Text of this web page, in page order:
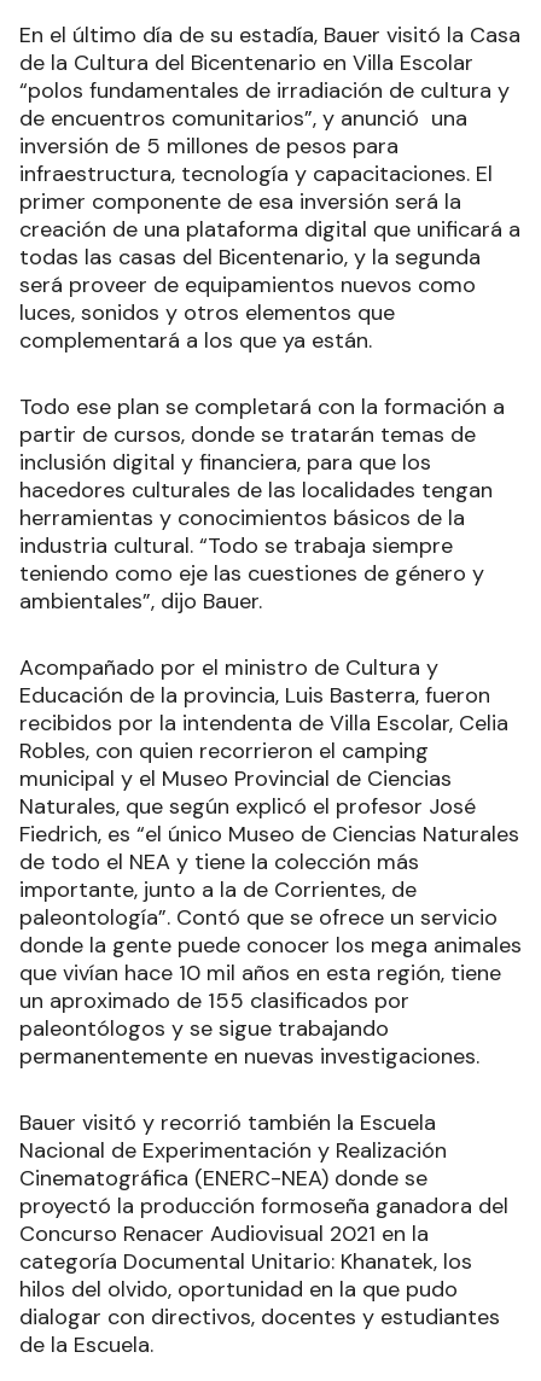
En el último día de su estadía, Bauer visitó la Casa
de la Cultura del Bicentenario en Villa Escolar
“polos fundamentales de irradiación de cultura y
de encuentros comunitarios”, y anunció una
inversión de 5 millones de pesos para
infraestructura, tecnología y capacitaciones. El
primer componente de esa inversión será la
creación de una plataforma digital que unificará a
todas las casas del Bicentenario, y la segunda
será proveer de equipamientos nuevos como
luces, sonidos y otros elementos que
complementará a los que ya están.
Todo ese plan se completará con la formación a
partir de cursos, donde se tratarán temas de
inclusión digital y financiera, para que los
hacedores culturales de las localidades tengan
herramientas y conocimientos básicos de la
industria cultural. “Todo se trabaja siempre
teniendo como eje las cuestiones de género y
ambientales”, dijo Bauer.
Acompañado por el ministro de Cultura y
Educación de la provincia, Luis Basterra, fueron
recibidos por la intendenta de Villa Escolar, Celia
Robles, con quien recorrieron el camping
municipal y el Museo Provincial de Ciencias
Naturales, que según explicó el profesor José
Fiedrich, es “el único Museo de Ciencias Naturales
de todo el NEA y tiene la colección más
importante, junto a la de Corrientes, de
paleontología”. Contó que se ofrece un servicio
donde la gente puede conocer los mega animales
que vivían hace 10 mil años en esta región, tiene
un aproximado de 155 clasificados por
paleontólogos y se sigue trabajando
permanentemente en nuevas investigaciones.
Bauer visitó y recorrió también la Escuela
Nacional de Experimentación y Realización
Cinematográfica (ENERC-NEA) donde se
proyectó la producción formoseña ganadora del
Concurso Renacer Audiovisual 2021 en la
categoría Documental Unitario: Khanatek, los
hilos del olvido, oportunidad en la que pudo
dialogar con directivos, docentes y estudiantes
de la Escuela.